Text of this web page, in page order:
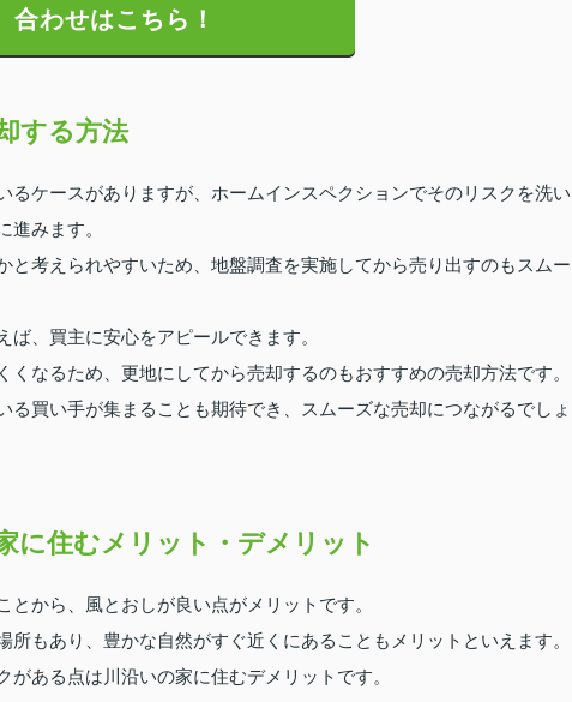
合わせはこちら！
する方法
るケースがありますが、ホームインスペクションでそのリスクを洗い
進みます。
と考えられやすいため、地盤調査を実施してから売り出すのもスムー
、買主に安心をアピールできます。
なるため、更地にしてから売却するのもおすすめの売却方法です。
買い手が集まることも期待でき、スムーズな売却につながるでしょ
に住むメリット・デメリット
から、風とおしが良い点がメリットです。
所もあり、豊かな自然がすぐ近くにあることもメリットといえます。
ある点は川沿いの家に住むデメリットです。